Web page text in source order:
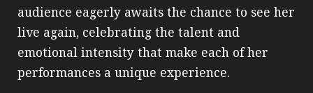
audience eagerly awaits the chance to see her
live again, celebrating the talent and
emotional intensity that make each of her
performances a unique experience.